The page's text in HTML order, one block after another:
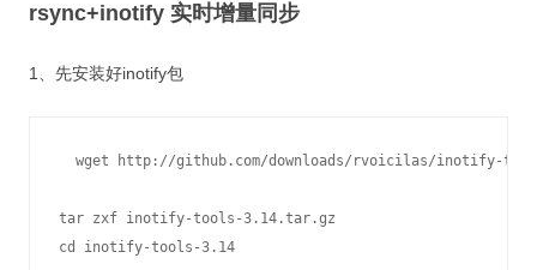
rsync+inotify 实时增量同步
1、先安装好inotify包
wget http://github.com/downloads/rvoicilas/inotify-
tar zxf inotify-tools-3.14.tar.gz
cd inotify-tools-3.14